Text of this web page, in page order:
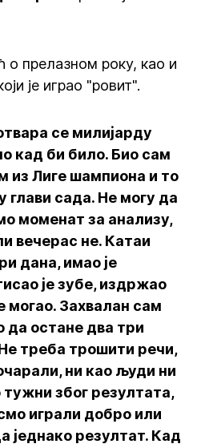
о прелазном року, као и
је играо "ровит".
се милијарду
кад би било. Био сам
из Лиге шампиона и то
глави сада. Не могу да
моменат за анализу,
вечерас не. Катаи
дана, имао је
је зубе, издржао
могао. Захвалан сам
да остане два три
треба трошити речи,
ни као људи ни
због резултата,
играли добро или
једнако резултат. Кад